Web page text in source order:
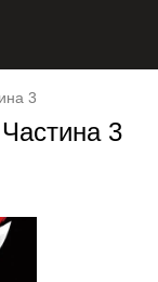
3
Частина 3